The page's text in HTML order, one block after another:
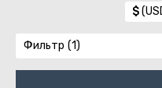
$
Фильтр